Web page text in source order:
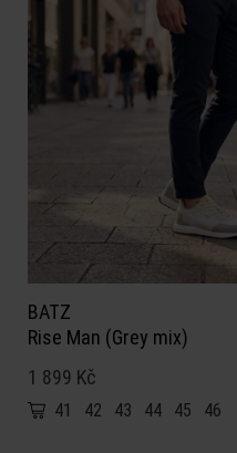
BATZ
Rise Man (Grey mix)
1 899 Kč
41 42 43 44 45 46